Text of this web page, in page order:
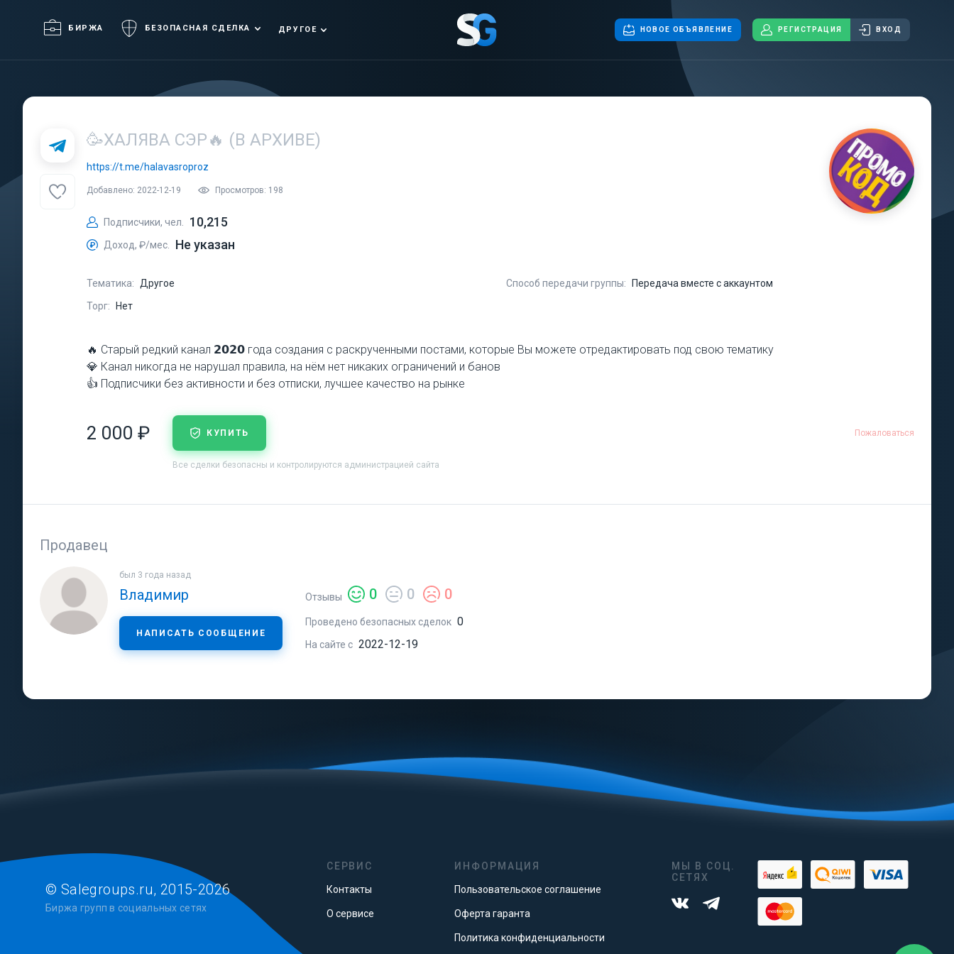
БИРЖА БЕЗОПАСНАЯ СДЕЛКА ДРУГОЕ НОВОЕ ОБЪЯВЛЕНИЕ РЕГИСТРАЦИЯ ВХОД
🥳ХАЛЯВА СЭР🔥 (В АРХИВЕ)
https://t.me/halavasroproz
Добавлено: 2022-12-19 Просмотров: 198
Подписчики, чел. 10,215
Доход, ₽/мес. Не указан
Тематика:
Другое
Торг:
Нет
Способ передачи группы: Передача вместе с аккаунтом
🔥 Старый редкий канал 𝟮𝟬𝟮𝟬 года создания с раскрученными постами, которые Вы можете отредактировать под свою тематику
💎 Канал никогда не нарушал правила, на нём нет никаких ограничений и банов
👍 Подписчики без активности и без отписки, лучшее качество на рынке
2 000 ₽ КУПИТЬ
Все сделки безопасны и контролируются администрацией сайта
Пожаловаться
Продавец
был 3 года назад
Владимир
НАПИСАТЬ СООБЩЕНИЕ
Отзывы 0 0 0
Проведено безопасных сделок 0
На сайте с 2022-12-19
СЕРВИС
Контакты
О сервисе
ИНФОРМАЦИЯ
Пользовательское соглашение
Оферта гаранта
Политика конфиденциальности
МЫ В СОЦ.
СЕТЯХ
© Salegroups.ru, 2015-2026
Биржа групп в социальных сетях